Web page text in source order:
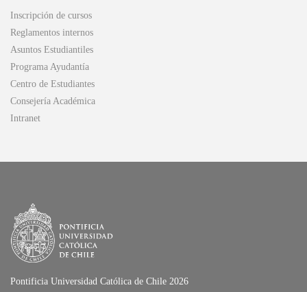
Inscripción de cursos
Reglamentos internos
Asuntos Estudiantiles
Programa Ayudantía
Centro de Estudiantes
Consejería Académica
Intranet
Pontificia Universidad Católica de Chile 2026